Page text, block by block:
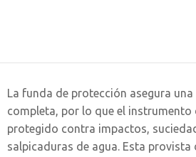
La funda de protección asegura
completa, por lo que el instrumento
protegido contra impactos,
salpicaduras de agua. Esta provista